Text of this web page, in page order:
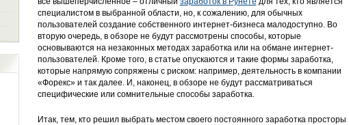
специалистом в выбранной области, но, к сожалению, для обычных
пользователей создание собственного интернет-бизнеса малодоступно. Во
вторую очередь, в обзоре не будут рассмотрены способы, которые
основываются на незаконных методах заработка или на обмане интернет-
пользователей. Кроме того, в статье опускаются и такие формы заработка,
которые напрямую сопряжены с риском: например, деятельность в компании
«Форекс» и так далее. И, наконец, в обзоре не будут рассматриваться
специфические или сомнительные способы заработка.
Итак, тем, кто решил выбрать местом своего постоянного заработка просторы